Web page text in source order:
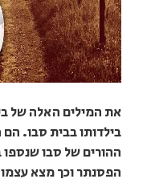
את המילים האלה של
בילדותו בבית סבו.
ההורים של סבו
הפסנתר וכך מצא